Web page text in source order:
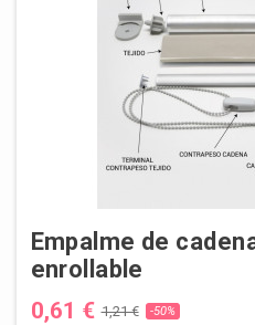
Empalme de
enrollable
0,61 € 1,21 € -50%